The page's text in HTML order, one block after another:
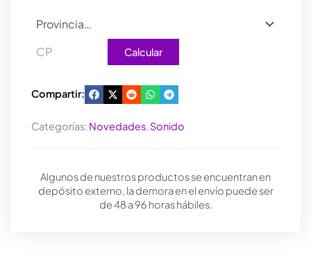
IP67
Calcular
Compartir:
Categorías: Novedades, Sonido
Algunos de nuestros productos se encuentran en
depósito externo, la demora en el envío puede ser
de 48 a 96 horas hábiles.